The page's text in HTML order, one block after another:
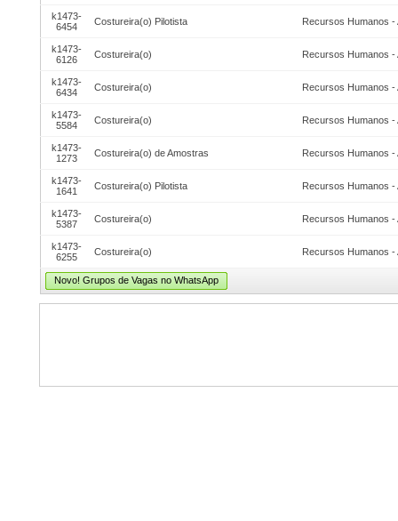
k1473-
6454
Costureira(o) Pilotista Recursos Humanos -
k1473-
6126
Costureira(o) Recursos Humanos -
k1473-
6434
Costureira(o) Recursos Humanos -
k1473-
5584
Costureira(o) Recursos Humanos -
k1473-
1273
Costureira(o) de Amostras Recursos Humanos -
k1473-
1641
Costureira(o) Pilotista Recursos Humanos -
k1473-
5387
Costureira(o) Recursos Humanos -
k1473-
6255
Costureira(o) Recursos Humanos -
Novo! Grupos de Vagas no WhatsApp